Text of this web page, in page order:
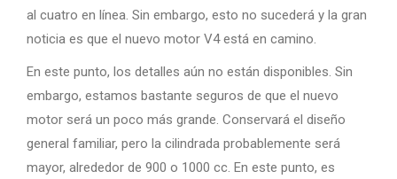
al cuatro en línea. Sin embargo, esto no sucederá y la gran
noticia es que el nuevo motor V4 está en camino.
En este punto, los detalles aún no están disponibles. Sin
embargo, estamos bastante seguros de que el nuevo
motor será un poco más grande. Conservará el diseño
general familiar, pero la cilindrada probablemente será
mayor, alrededor de 900 o 1000 cc. En este punto, es